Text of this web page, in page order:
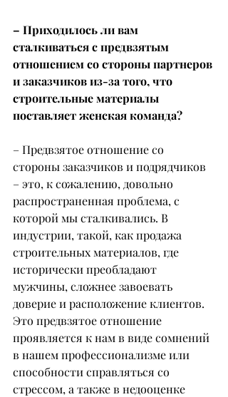
– Приходилось ли вам
сталкиваться с предвзятым
отношением со стороны партнеров
и заказчиков из-за того, что
строительные материалы
поставляет женская команда?
– Предвзятое отношение со
стороны заказчиков и подрядчиков
– это, к сожалению, довольно
распространенная проблема, с
которой мы сталкивались. В
индустрии, такой, как продажа
строительных материалов, где
исторически преобладают
мужчины, сложнее завоевать
доверие и расположение клиентов.
Это предвзятое отношение
проявляется к нам в виде сомнений
в нашем профессионализме или
способности справляться со
стрессом, а также в недооценке